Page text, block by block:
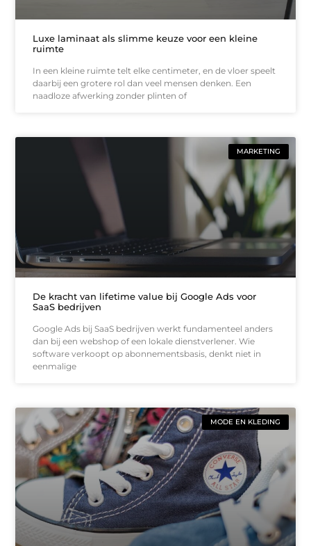
Luxe laminaat als slimme keuze voor een kleine
ruimte
In een kleine ruimte telt elke centimeter, en de vloer speelt
daarbij een grotere rol dan veel mensen denken. Een
naadloze afwerking zonder plinten of
MARKETING
De kracht van lifetime value bij Google Ads voor
SaaS bedrijven
Google Ads bij SaaS bedrijven werkt fundamenteel anders
dan bij een webshop of een lokale dienstverlener. Wie
software verkoopt op abonnementsbasis, denkt niet in
eenmalige
MODE EN KLEDING